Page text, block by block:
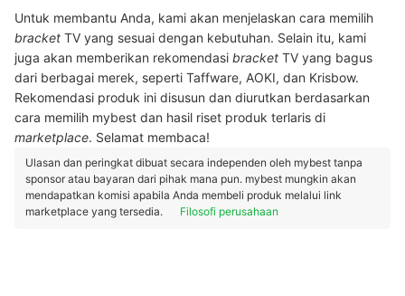
Untuk membantu Anda, kami akan menjelaskan cara memilih
bracket TV yang sesuai dengan kebutuhan. Selain itu, kami
juga akan memberikan rekomendasi bracket TV yang bagus
dari berbagai merek, seperti Taffware, AOKI, dan Krisbow.
Rekomendasi produk ini disusun dan diurutkan berdasarkan
cara memilih mybest dan hasil riset produk terlaris di
marketplace. Selamat membaca!
Ulasan dan peringkat dibuat secara independen oleh mybest tanpa
sponsor atau bayaran dari pihak mana pun. mybest mungkin akan
mendapatkan komisi apabila Anda membeli produk melalui link
marketplace yang tersedia.
Filosofi perusahaan